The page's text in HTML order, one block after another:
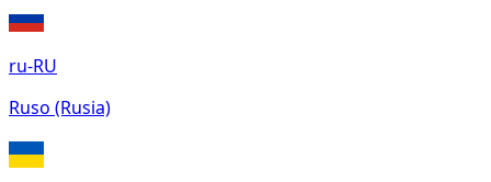
ru-RU
Ruso (Rusia)